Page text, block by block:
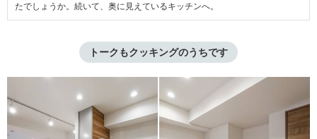
たでしょうか。続いて、奥に見えているキッチンへ。
トークもクッキングのうちです